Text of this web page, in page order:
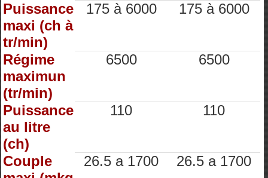
Puissance
maxi (ch à
tr/min)
175 à 6000 175 à 6000
Régime
maximun
(tr/min)
6500 6500
Puissance
au litre
(ch)
110 110
Couple
26.5 a 1700 26.5 a 1700